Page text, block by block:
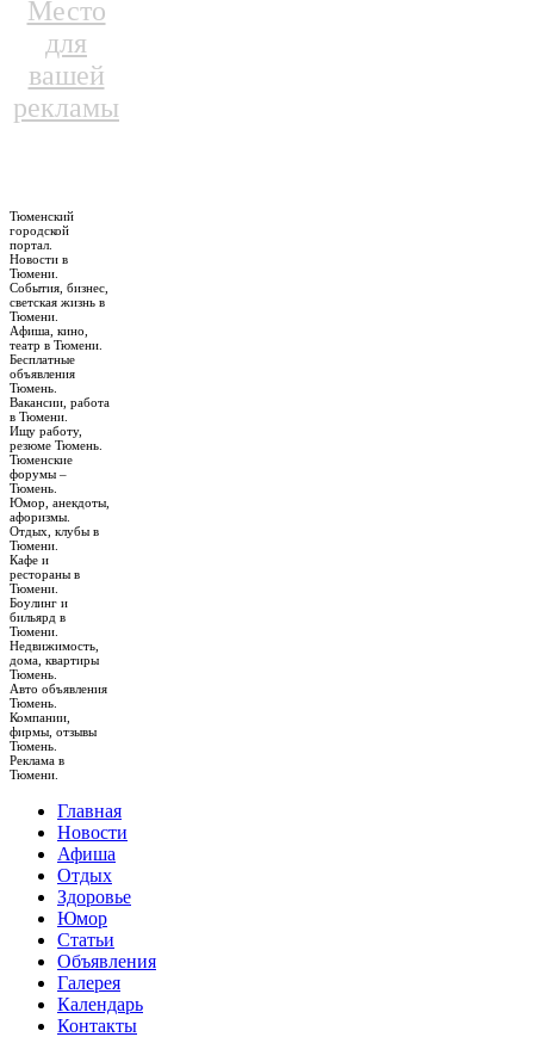
Место
для
вашей
рекламы
Тюменский
городской
портал.
Новости в
Тюмени.
События, бизнес,
светская жизнь в
Тюмени.
Афиша, кино,
театр в Тюмени.
Бесплатные
объявления
Тюмень.
Вакансии, работа
в Тюмени.
Ищу работу,
резюме Тюмень.
Тюменские
форумы –
Тюмень.
Юмор, анекдоты,
афоризмы.
Отдых, клубы в
Тюмени.
Кафе и
рестораны в
Тюмени.
Боулинг и
бильярд в
Тюмени.
Недвижимость,
дома, квартиры
Тюмень.
Авто объявления
Тюмень.
Компании,
фирмы, отзывы
Тюмень.
Реклама в
Тюмени.
Главная
Новости
Афиша
Отдых
Здоровье
Юмор
Статьи
Объявления
Галерея
Календарь
Контакты